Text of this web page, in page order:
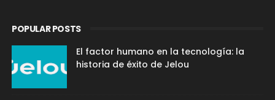
POPULAR POSTS
El factor humano en la tecnología: la
historia de éxito de Jelou